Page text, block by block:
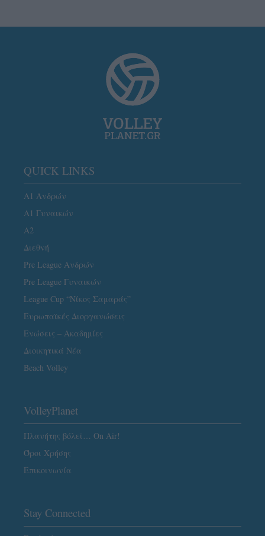
QUICK LINKS
Α1 Ανδρών
Α1 Γυναικών
A2
Διεθνή
Pre League Ανδρών
Pre League Γυναικών
League Cup “Νίκος Σαμαράς”
Ευρωπαϊκές Διοργανώσεις
Ενώσεις – Ακαδημίες
Διοικητικά Νέα
Beach Volley
VolleyPlanet
Πλανήτης βόλεϊ… On Air!
Όροι Χρήσης
Επικοινωνία
Stay Connected